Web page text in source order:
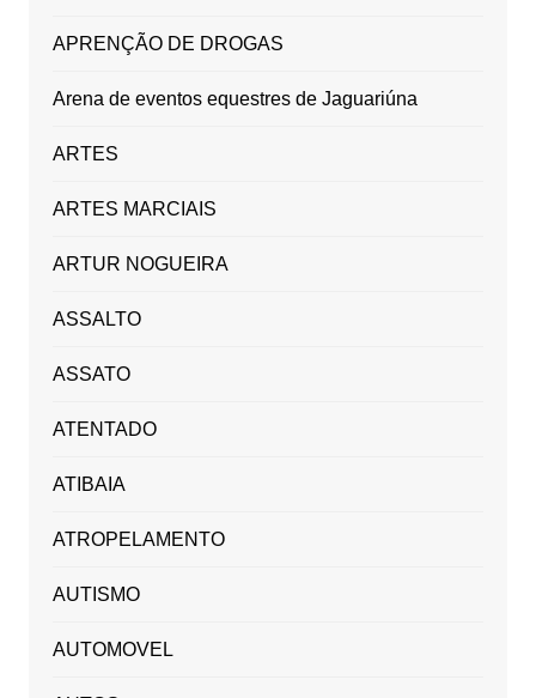
APRENÇÃO DE DROGAS
Arena de eventos equestres de Jaguariúna
ARTES
ARTES MARCIAIS
ARTUR NOGUEIRA
ASSALTO
ASSATO
ATENTADO
ATIBAIA
ATROPELAMENTO
AUTISMO
AUTOMOVEL